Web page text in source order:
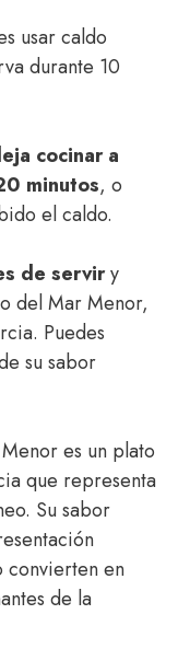
usar caldo
durante 10
cocinar a
minutos, o
el caldo.
de serviry
del Mar Menor,
Puedes
su sabor
es un plato
que representa
Su sabor
convierten en
de la